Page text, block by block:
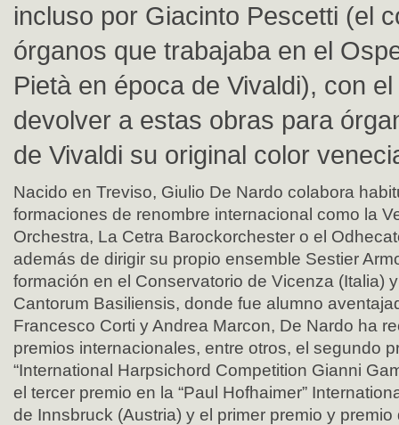
incluso por Giacinto Pescetti (el
órganos que trabajaba en el
Pietà en época de Vivaldi), con
devolver a estas obras para
de Vivaldi su original color
Nacido en Treviso, Giulio De Nardo colabora
formaciones de renombre internacional como la
Orchestra, La Cetra Barockorchester o el
además de dirigir su propio ensemble Sestier
formación en el Conservatorio de Vicenza (Italia)
Cantorum Basiliensis, donde fue alumno
Francesco Corti y Andrea Marcon, De Nardo ha
premios internacionales, entre otros, el segundo
“International Harpsichord Competition Gianni
el tercer premio en la “Paul Hofhaimer”
de Innsbruck (Austria) y el primer premio y